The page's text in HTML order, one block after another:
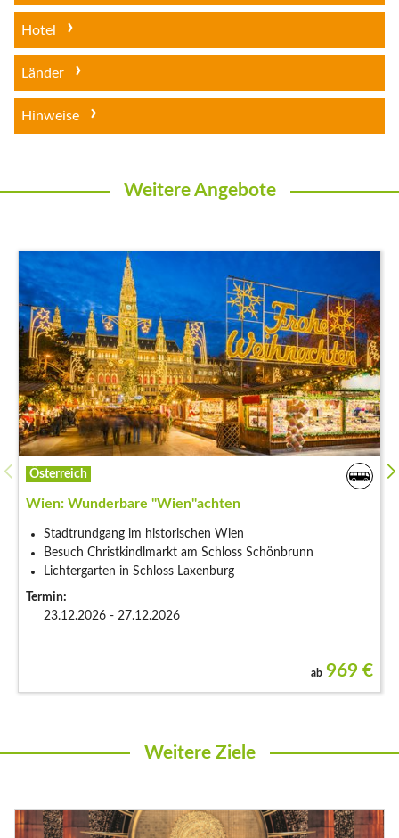
Hotel
Länder
Hinweise
Weitere Angebote
Österreich
Wien: Wunderbare "Wien"achten
Stadtrundgang im historischen Wien
Besuch Christkindlmarkt am Schloss Schönbrunn
Lichtergarten in Schloss Laxenburg
Termin:
23.12.2026 - 27.12.2026
ab 969 €
Weitere Ziele